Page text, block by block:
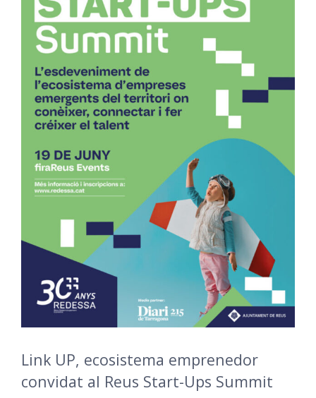
Link UP, ecosistema emprenedor
convidat al Reus Start-Ups Summit